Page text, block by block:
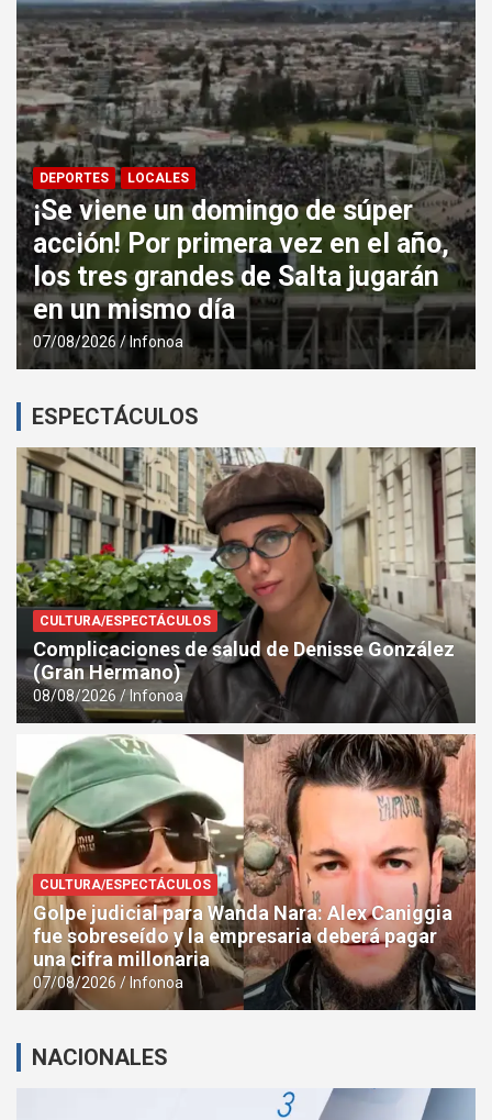
DEPORTES LOCALES
La Policía brindó seguridad en el
partido entre Central Norte y
Atlético Los Andes
07/08/2026 Infonoa
ESPECTÁCULOS
CULTURA/ESPECTÁCULOS
Complicaciones de salud de Denisse González
(Gran Hermano)
08/08/2026 Infonoa
CULTURA/ESPECTÁCULOS
Golpe judicial para Wanda Nara: Alex Caniggia
fue sobreseído y la empresaria deberá pagar
una cifra millonaria
07/08/2026 Infonoa
NACIONALES